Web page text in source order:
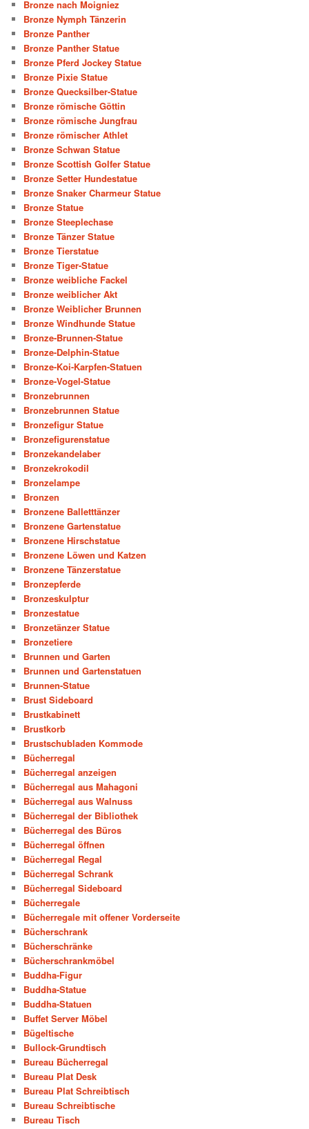
Bronze nach Moigniez
Bronze Nymph Tänzerin
Bronze Panther
Bronze Panther Statue
Bronze Pferd Jockey Statue
Bronze Pixie Statue
Bronze Quecksilber-Statue
Bronze römische Göttin
Bronze römische Jungfrau
Bronze römischer Athlet
Bronze Schwan Statue
Bronze Scottish Golfer Statue
Bronze Setter Hundestatue
Bronze Snaker Charmeur Statue
Bronze Statue
Bronze Steeplechase
Bronze Tänzer Statue
Bronze Tierstatue
Bronze Tiger-Statue
Bronze weibliche Fackel
Bronze weiblicher Akt
Bronze Weiblicher Brunnen
Bronze Windhunde Statue
Bronze-Brunnen-Statue
Bronze-Delphin-Statue
Bronze-Koi-Karpfen-Statuen
Bronze-Vogel-Statue
Bronzebrunnen
Bronzebrunnen Statue
Bronzefigur Statue
Bronzefigurenstatue
Bronzekandelaber
Bronzekrokodil
Bronzelampe
Bronzen
Bronzene Balletttänzer
Bronzene Gartenstatue
Bronzene Hirschstatue
Bronzene Löwen und Katzen
Bronzene Tänzerstatue
Bronzepferde
Bronzeskulptur
Bronzestatue
Bronzetänzer Statue
Bronzetiere
Brunnen und Garten
Brunnen und Gartenstatuen
Brunnen-Statue
Brust Sideboard
Brustkabinett
Brustkorb
Brustschubladen Kommode
Bücherregal
Bücherregal anzeigen
Bücherregal aus Mahagoni
Bücherregal aus Walnuss
Bücherregal der Bibliothek
Bücherregal des Büros
Bücherregal öffnen
Bücherregal Regal
Bücherregal Schrank
Bücherregal Sideboard
Bücherregale
Bücherregale mit offener Vorderseite
Bücherschrank
Bücherschränke
Bücherschrankmöbel
Buddha-Figur
Buddha-Statue
Buddha-Statuen
Buffet Server Möbel
Bügeltische
Bullock-Grundtisch
Bureau Bücherregal
Bureau Plat Desk
Bureau Plat Schreibtisch
Bureau Schreibtische
Bureau Tisch